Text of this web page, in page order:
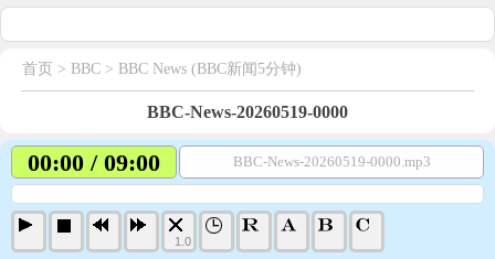
首页 > BBC > BBC News (BBC新闻5分钟)
BBC-News-20260519-0000
00:00 / 09:00 BBC-News-20260519-0000.mp3
1.0